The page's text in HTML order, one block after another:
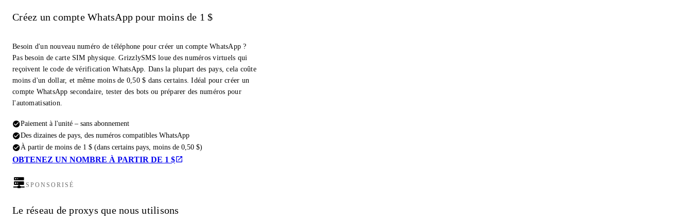
Créez un compte WhatsApp pour moins de 1 $
Besoin d'un nouveau numéro de téléphone pour créer un compte WhatsApp ?
Pas besoin de carte SIM physique. GrizzlySMS loue des numéros virtuels qui
reçoivent le code de vérification WhatsApp. Dans la plupart des pays, cela coûte
moins d'un dollar, et même moins de 0,50 $ dans certains. Idéal pour créer un
compte WhatsApp secondaire, tester des bots ou préparer des numéros pour
l'automatisation.
Paiement à l'unité – sans abonnement
Des dizaines de pays, des numéros compatibles WhatsApp
À partir de moins de 1 $ (dans certains pays, moins de 0,50 $)
OBTENEZ UN NOMBRE À PARTIR DE 1 $
SPONSORISÉ
Le réseau de proxys que nous utilisons